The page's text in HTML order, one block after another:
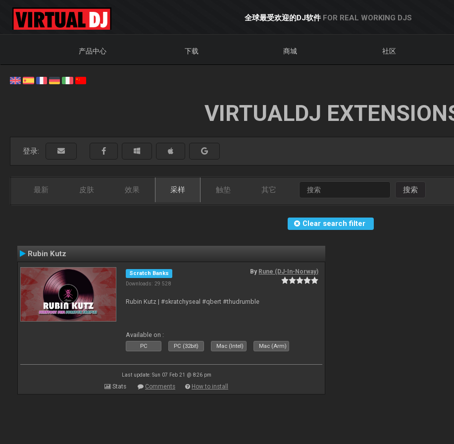
全球最受欢迎的DJ软件 FOR REAL WORKING DJS
产品中心 下载 商城 社区
VIRTUALDJ
登录:
最新 皮肤 效果 采样 触垫 其它 搜索
Clear search filter
Rubin Kutz
Scratch Banks
Downloads: 29 528
By Rune (DJ-In-Norway)
Rubin Kutz | #skratchyseal #qbert #thudrumble
Available on :
PC PC (32bit) Mac (Intel) Mac (Arm)
Last update: Sun 07 Feb 21 @ 8:26 pm
Stats Comments How to install